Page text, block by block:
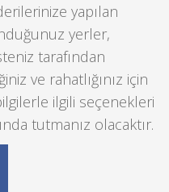
yapılan
yerler,
tarafından
ve rahatlığınız için
ilgili seçenekleri
tutmanız olacaktır.